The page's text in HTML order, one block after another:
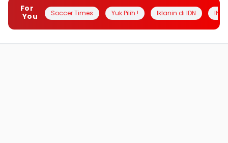
For
You
Soccer Times Yuk Pilih ! Iklanin di IDN